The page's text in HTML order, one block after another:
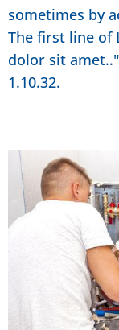
sometimes by
The first line of
dolor sit
1.10.32.